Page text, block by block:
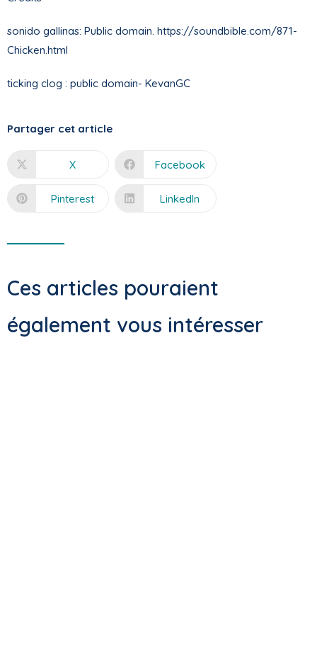
sonido gallinas: Public domain. https://soundbible.com/871-
Chicken.html
ticking clog : public domain- KevanGC
Partager cet article
X Facebook
Pinterest LinkedIn
Ces articles pouraient
également vous intéresser